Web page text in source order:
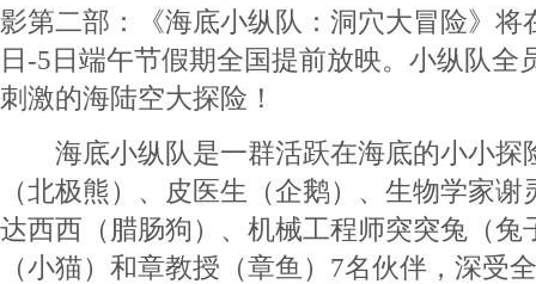
影第二部：《海底小纵队：洞穴大冒险》将
日-5日端午节假期全国提前放映。小纵队全
刺激的海陆空大探险！
海底小纵队是一群活跃在海底的小小探
（北极熊）、皮医生（企鹅）、生物学家
达西西（腊肠狗）、机械工程师突突兔（兔
（小猫）和章教授（章鱼）7名伙伴，深受